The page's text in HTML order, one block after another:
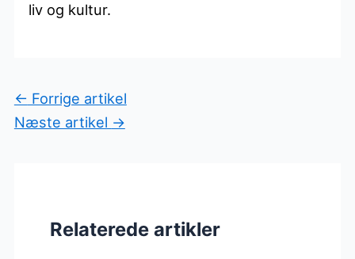
liv og kultur.
← Forrige artikel
Næste artikel →
Relaterede artikler